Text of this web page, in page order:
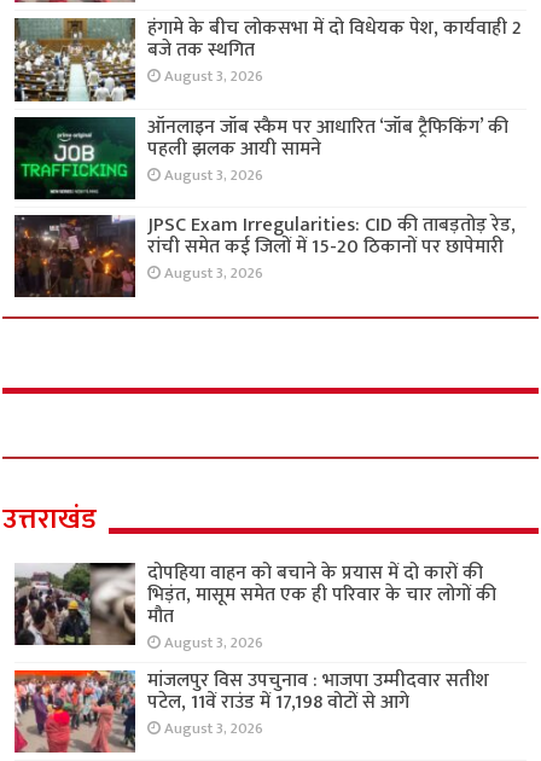
हंगामे के बीच लोकसभा में दो विधेयक पेश, कार्यवाही 2
बजे तक स्थगित
August 3, 2026
ऑनलाइन जॉब स्कैम पर आधारित ‘जॉब ट्रैफिकिंग’ की
पहली झलक आयी सामने
August 3, 2026
JPSC Exam Irregularities: CID की ताबड़तोड़ रेड,
रांची समेत कई जिलों में 15-20 ठिकानों पर छापेमारी
August 3, 2026
उत्तराखंड
दोपहिया वाहन को बचाने के प्रयास में दो कारों की
भिड़ंत, मासूम समेत एक ही परिवार के चार लोगों की
मौत
August 3, 2026
मांजलपुर विस उपचुनाव : भाजपा उम्मीदवार सतीश
पटेल, 11वें राउंड में 17,198 वोटों से आगे
August 3, 2026